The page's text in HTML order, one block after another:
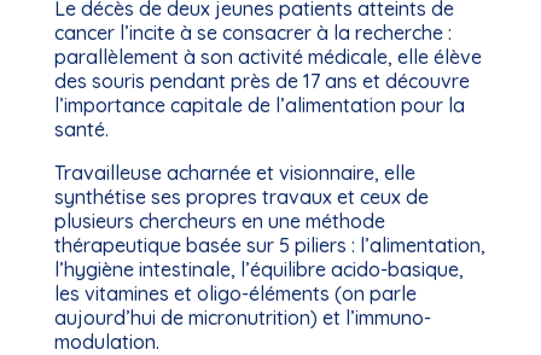
Le décès de deux jeunes patients atteints de
cancer l’incite à se consacrer à la recherche :
parallèlement à son activité médicale, elle élève
des souris pendant près de 17 ans et découvre
l’importance capitale de l’alimentation pour la
santé.
Travailleuse acharnée et visionnaire, elle
synthétise ses propres travaux et ceux de
plusieurs chercheurs en une méthode
thérapeutique basée sur 5 piliers : l’alimentation,
l’hygiène intestinale, l’équilibre acido-basique,
les vitamines et oligo-éléments (on parle
aujourd’hui de micronutrition) et l’immuno-
modulation.